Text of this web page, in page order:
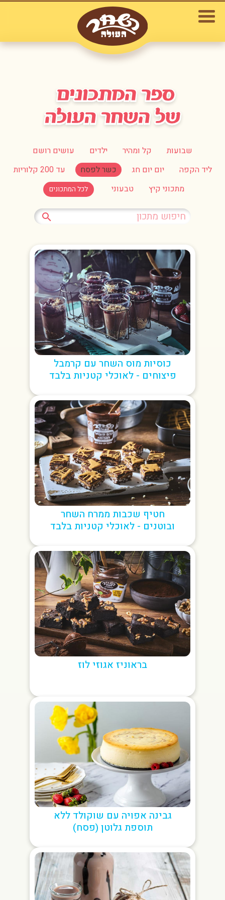
שבועות קל ומהיר ילדים
עושים רושם
ליד הקפה
יום יום חג כשר לפסח
עד 200 קלוריות
מתכוני קיץ
טבעוני לכל המתכונים
כוסיות מוס השחר עם קרמבל
פיצוחים - לאוכלי קטניות בלבד
חטיף שכבות ממרח השחר
ובוטנים - לאוכלי קטניות בלבד
בראוניז אגוזי לוז
גבינה אפויה עם שוקולד ללא
תוספת גלוטן (פסח)